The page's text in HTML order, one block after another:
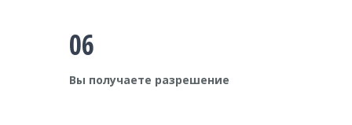
06
Вы получаете разрешение